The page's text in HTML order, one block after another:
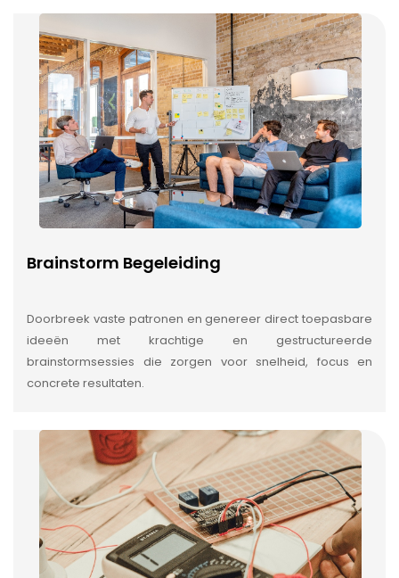
Brainstorm Begeleiding
Doorbreek vaste patronen en genereer direct toepasbare
ideeën met krachtige en gestructureerde
brainstormsessies die zorgen voor snelheid, focus en
concrete resultaten.